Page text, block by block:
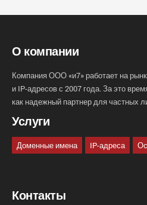
О компании
Компания ООО «и7» работает на
и IP-адресов с 2007 года. За это
как надежный партнер для частных
Услуги
Доменные имена IP-адреса
Контакты